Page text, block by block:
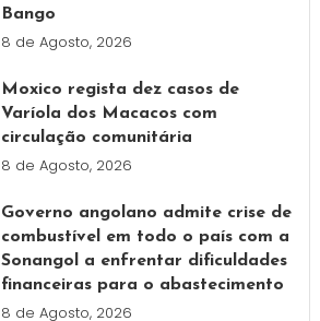
Bango
8 de Agosto, 2026
Moxico regista dez casos de
Varíola dos Macacos com
circulação comunitária
8 de Agosto, 2026
Governo angolano admite crise de
combustível em todo o país com a
Sonangol a enfrentar dificuldades
financeiras para o abastecimento
8 de Agosto, 2026